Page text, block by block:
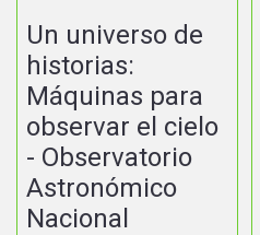
Un universo de
historias:
Máquinas para
observar el cielo
- Observatorio
Astronómico
Nacional